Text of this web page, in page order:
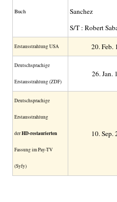
Buch
Sanchez
S/T : Robert
Erstaus­strahlung USA 20. Feb.
Deutsch­sprachige
Erstaus­strahlung (ZDF)
26. Jan.
Deutschsprachige
Erstausstrahlung
derHD-restaurierten
Fassung im Pay-TV
(Syfy)
10. Sep.